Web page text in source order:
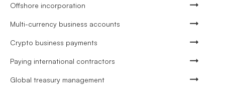
Offshore incorporation
Multi-currency business accounts
Crypto business payments
Paying international contractors
Global treasury management